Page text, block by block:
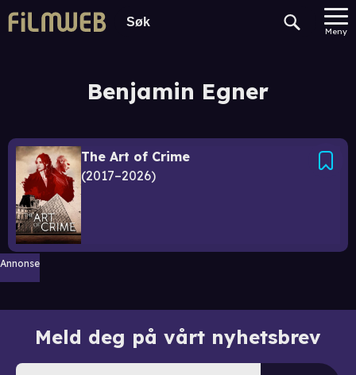
Meny
Benjamin Egner
The Art of Crime
2017–2026
Annonse
Meld deg på vårt nyhetsbrev